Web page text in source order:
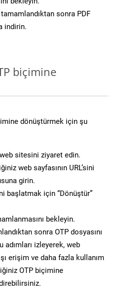
sonra PDF
indirin.
biçimine
dönüştürmek için şu
web sitesini ziyaret edin.
web sayfasının URL’sini
girin.
başlatmak için “Dönüştür”
bekleyin.
sonra OTP dosyasını
adımları izleyerek, web
erişim ve daha fazla kullanım
OTP biçimine